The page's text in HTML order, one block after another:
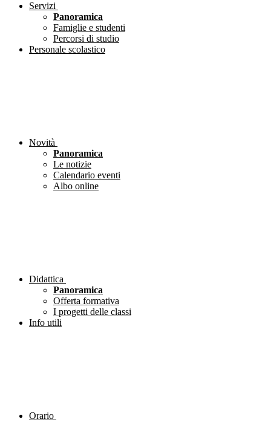
Servizi
Panoramica
Famiglie e studenti
Percorsi di studio
Personale scolastico
Novità
Panoramica
Le notizie
Calendario eventi
Albo online
Didattica
Panoramica
Offerta formativa
I progetti delle classi
Info utili
Orario